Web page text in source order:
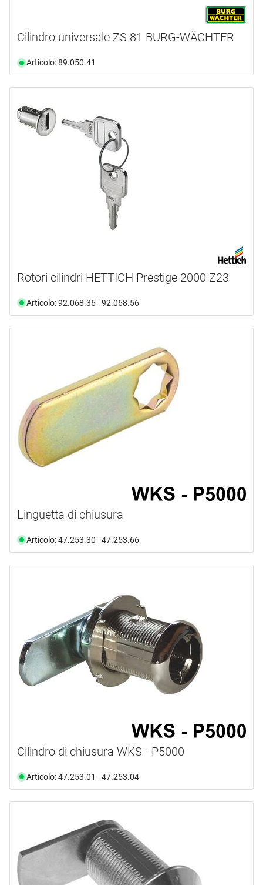
Cilindro universale ZS 81 BURG-WÄCHTER
Articolo: 89.050.41
Rotori cilindri HETTICH Prestige 2000 Z23
Articolo: 92.068.36 - 92.068.56
Linguetta di chiusura
Articolo: 47.253.30 - 47.253.66
Cilindro di chiusura WKS - P5000
Articolo: 47.253.01 - 47.253.04